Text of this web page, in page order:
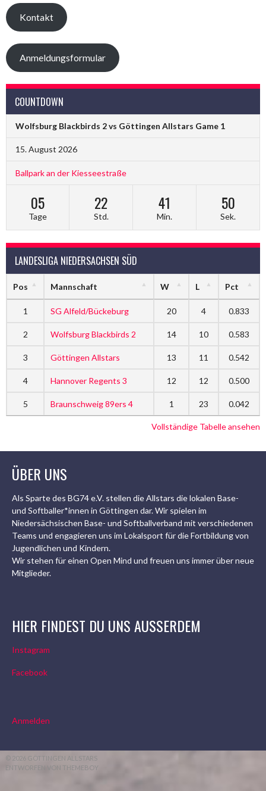
Kontakt
Anmeldungsformular
COUNTDOWN
Wolfsburg Blackbirds 2 vs Göttingen Allstars Game 1
15. August 2026
Ballpark an der Kiesseestraße
05
Tage
22
Std.
41
Min.
49
Sek.
LANDESLIGA NIEDERSACHSEN SÜD
Pos Mannschaft W L Pct
1 SG Alfeld/Bückeburg 20 4 0.833
2 Wolfsburg Blackbirds 2 14 10 0.583
3 Göttingen Allstars 13 11 0.542
4 Hannover Regents 3 12 12 0.500
5 Braunschweig 89ers 4 1 23 0.042
Vollständige Tabelle ansehen
ÜBER UNS
Als Sparte des BG74 e.V. stellen die Allstars die lokalen Base-
und Softballer*innen in Göttingen dar. Wir spielen im
Niedersächsischen Base- und Softballverband mit verschiedenen
Teams und engagieren uns im Lokalsport für die Fortbildung von
Jugendlichen und Kindern.
Wir stehen für einen Open Mind und freuen uns immer über neue
Mitglieder.
HIER FINDEST DU UNS AUSSERDEM
Instagram
Facebook
Anmelden
© 2026 GÖTTINGEN ALLSTARS
ENTWORFEN VON THEMEBOY